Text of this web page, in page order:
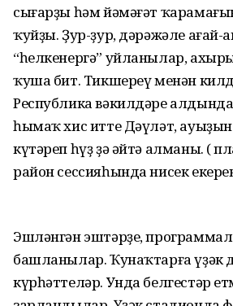
сығарҙы һәм йәмәғәт
ҡуйҙы. Ҙур-ҙур, дәрәжәле ағай-
“һелкенергә” уйланылар,
ҡуша бит. Тикшереү менән
Республика вәкилдәре алдында
һымаҡ хис итте Дәүләт,
күтәреп һүҙ ҙә әйтә алманы. (Ә
район сессияһында нисек
Эшләнгән эштәрҙе,
башланылар. Ҡунаҡтарға үҙәк
күрһәттеләр. Унда белгестәр